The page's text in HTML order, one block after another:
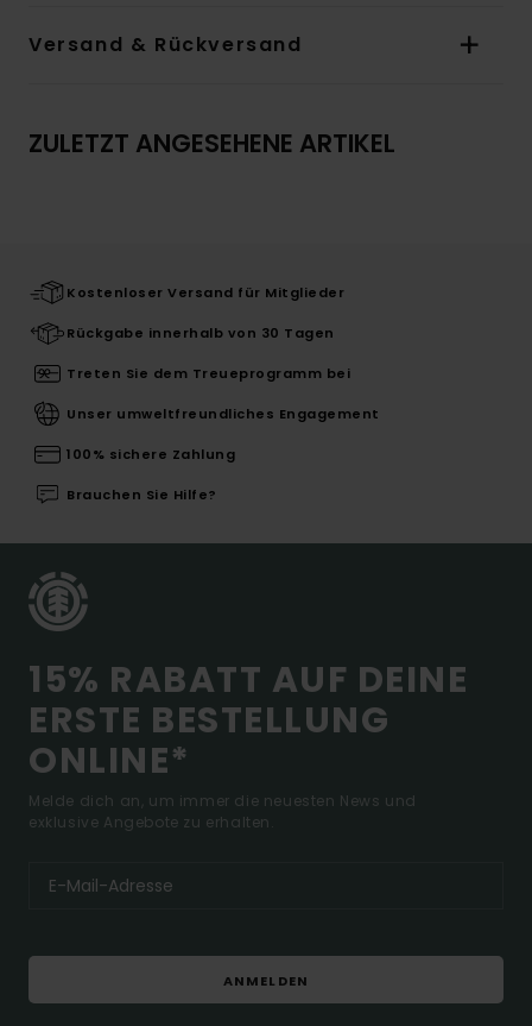
Versand & Rückversand
ZULETZT ANGESEHENE ARTIKEL
Kostenloser Versand für Mitglieder
Rückgabe innerhalb von 30 Tagen
Treten Sie dem Treueprogramm bei
Unser umweltfreundliches Engagement
100% sichere Zahlung
Brauchen Sie Hilfe?
15% RABATT AUF DEINE
ERSTE BESTELLUNG
ONLINE*
Melde dich an, um immer die neuesten News und
exklusive Angebote zu erhalten.
ANMELDEN